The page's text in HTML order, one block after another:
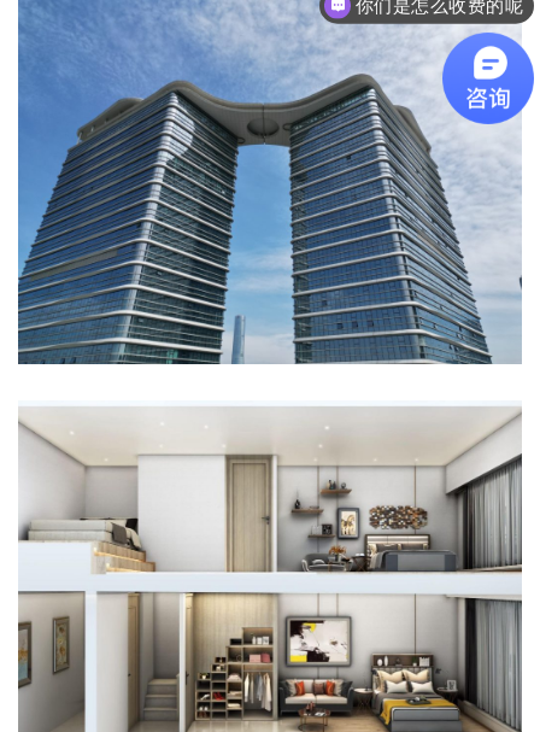
珠海800套loft公寓夹层工程： 成本直
降16%的3个突破口是什么？
以刚完工的珠海某500套LOFT公寓钢结构夹层搭建工程为例，
复盘一下：如何通过选择合适的工艺实现项目成本优化16%？
为此类工程项目提供可复制的成本优化方案。
从成本到品质：沿海地区钢结构LOFT
夹层三大实战控本法则
在沿海城市地产开发与工程建设中，钢结构loft夹层凭借空间
利用率高、施工便捷等优势，成为提升项目附加值的重要手
段。然而，海洋性气候带来的高湿度、强盐雾环境，对夹层的
结构安全、材料耐久性及施工周期均是严峻 […]
现在有优惠活动吗